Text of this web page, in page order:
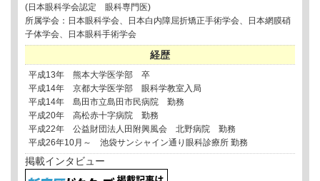
(日本眼科学会認定 眼科専門医)
所属学会：日本眼科学会、日本白内障屈折矯正手術学会、日本網膜硝
子体学会、日本眼科手術学会
経歴
平成13年 熊本大学医学部 卒
平成14年 京都大学医学部 眼科学教室入局
平成14年 島田市立島田市民病院 勤務
平成20年 高松赤十字病院 勤務
平成22年 公益財団法人田附興風会 北野病院 勤務
平成26年10月～ 池袋サンシャイン通り眼科診療所 勤務
掲載インタビュー